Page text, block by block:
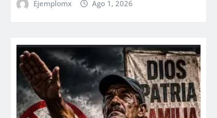
Ejemplomx Ago 1, 2026